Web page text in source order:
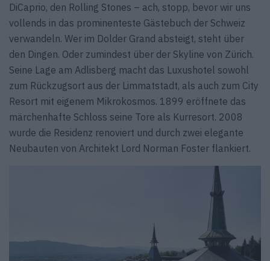
DiCaprio, den Rolling Stones – ach, stopp, bevor wir uns
vollends in das prominenteste Gästebuch der Schweiz
verwandeln. Wer im Dolder Grand absteigt, steht über
den Dingen. Oder zumindest über der Skyline von Zürich.
Seine Lage am Adlisberg macht das Luxushotel sowohl
zum Rückzugsort aus der Limmatstadt, als auch zum City
Resort mit eigenem Mikrokosmos. 1899 eröffnete das
märchenhafte Schloss seine Tore als Kurresort. 2008
wurde die Residenz renoviert und durch zwei elegante
Neubauten von Architekt Lord Norman Foster flankiert.